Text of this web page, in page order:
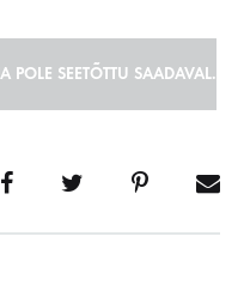
POLE SEETÕTTU SAADAVAL.